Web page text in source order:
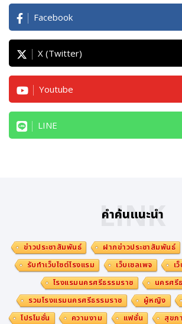
Facebook
X (Twitter)
Youtube
LINE
คำค้นแนะนำ
LINK
ข่าวประชาสัมพันธ์ ฝากข่าวประชาสัมพันธ์
รับทำเว็บไซต์โรงแรม
เว็บเซลเพจ
เ
โรงแรมนครศรีธรรมราช
นครศรี
รวมโรงแรมนครศรีธรรมราช
ผู้หญิง
โปรโมชั่น
ความงาม แฟชั่น สุขภ